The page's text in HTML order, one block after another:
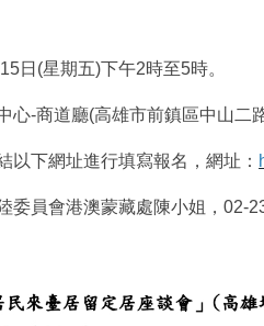
日(星期五)下午2時至5時。
心-商道廳(高雄市前鎮區中山二
以下網址進行填寫報名，網址：
委員會港澳蒙藏處陳小姐，02-